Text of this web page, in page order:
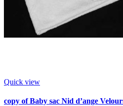
Quick view
copy of Baby sac Nid d’ange